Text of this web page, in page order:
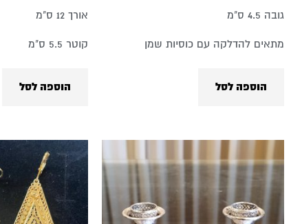
גובה 4.5 ס"מ
מתאים להדלקה עם כוסיות שמן
הוספה לסל
אורך 12 ס"מ
קוטר 5.5 ס"מ
הוספה לסל